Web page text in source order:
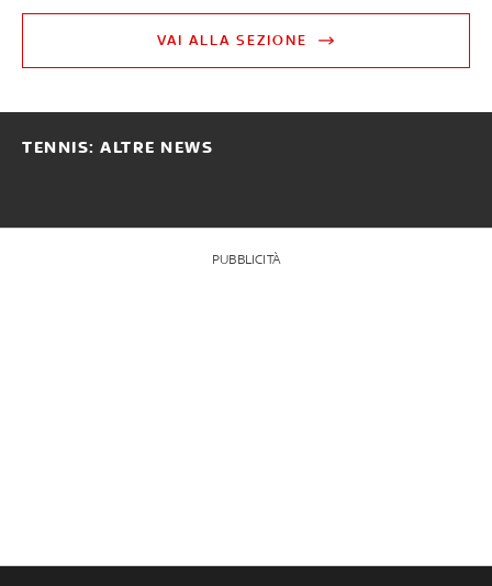
VAI ALLA SEZIONE
TENNIS: ALTRE NEWS
PUBBLICITÀ